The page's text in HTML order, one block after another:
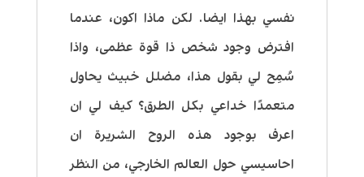
نفسي بهذا ايضا. لكن ماذا اكون، عندما
افترض وجود شخص ذا قوة عظمى، واذا
سُمِح لي بقول هذا، مضلل خبيث يحاول
متعمدًا خداعي بكل الطرق؟ كيف لي ان
اعرف بوجود هذه الروح الشريرة ان
احاسيسي حول العالم الخارجي، من النظر